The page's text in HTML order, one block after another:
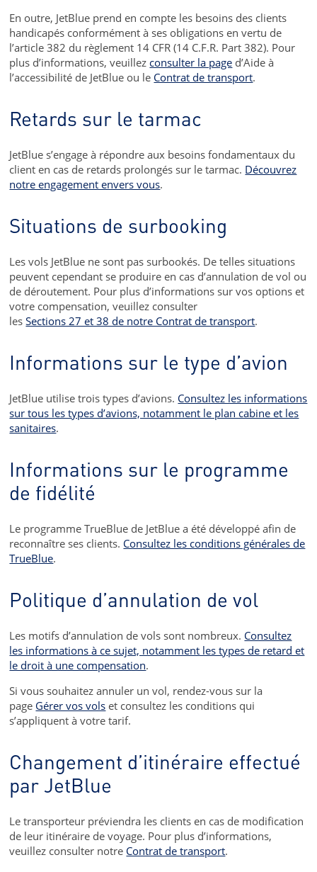
En outre, JetBlue prend en compte les besoins des clients
handicapés conformément à ses obligations en vertu de
l’article 382 du règlement 14 CFR (14 C.F.R. Part 382). Pour
plus d’informations, veuillez consulter la page d’Aide à
l’accessibilité de JetBlue ou le Contrat de transport.
Retards sur le tarmac
JetBlue s’engage à répondre aux besoins fondamentaux du
client en cas de retards prolongés sur le tarmac. Découvrez
notre engagement envers vous.
Situations de surbooking
Les vols JetBlue ne sont pas surbookés. De telles situations
peuvent cependant se produire en cas d’annulation de vol ou
de déroutement. Pour plus d’informations sur vos options et
votre compensation, veuillez consulter
lesSections 27 et 38 de notre Contrat de transport.
Informations sur le type d’avion
JetBlue utilise trois types d’avions. Consultez les informations
sur tous les types d’avions, notamment le plan cabine et les
sanitaires.
Informations sur le programme
de fidélité
Le programme TrueBlue de JetBlue a été développé afin de
reconnaître ses clients. Consultez les conditions générales de
TrueBlue.
Politique d’annulation de vol
Les motifs d’annulation de vols sont nombreux. Consultez
les informations à ce sujet, notamment les types de retard et
le droit à une compensation.
Si vous souhaitez annuler un vol, rendez-vous sur la
page Gérer vos vols et consultez les conditions qui
s’appliquent à votre tarif.
Changement d’itinéraire effectué
par JetBlue
Le transporteur préviendra les clients en cas de modification
de leur itinéraire de voyage. Pour plus d’informations,
veuillez consulter notre Contrat de transport.